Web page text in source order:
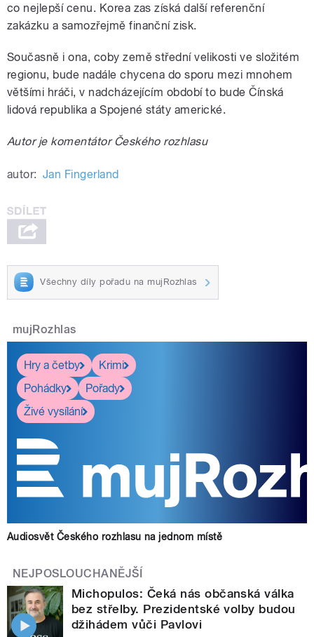
co nejlepší cenu. Korea zas získá další referenční
zakázku a samozřejmě finanční zisk.
Současně i ona, coby země střední velikosti ve složitém
regionu, bude nadále chycena do sporu mezi mnohem
většími hráči, v nadcházejícím období to bude Čínská
lidová republika a Spojené státy americké.
Autor je komentátor Českého rozhlasu
autor: Jan Fingerland
Všechny díly pořadu na mujRozhlas
mujRozhlas
Hry a četby
Krimi
Pohádky
Pořady
Živé vysílání
Audiosvět Českého rozhlasu na jednom místě
NEJPOSLOUCHANĚJŠÍ
Michopulos: Čeká nás občanská válka
bez střelby. Prezidentské volby budou
džihádem vůči Pavlovi